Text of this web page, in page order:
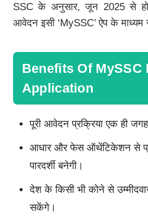
SSC के अनुसार, जून 2025 से
आवेदन इसी ‘MySSC’ ऐप के माध्यम
Benefits Of MySSC
Application
पूरी आवेदन प्रक्रिया एक ही
आधार और फेस ऑथेंटिकेशन से
पारदर्शी बनेगी।
देश के किसी भी कोने से
सकेंगे।